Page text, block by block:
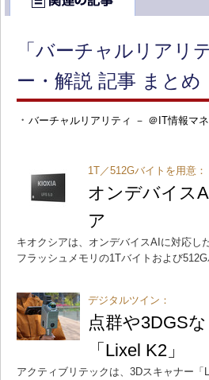
「バーチャルリアリ
ー・解説 記事 まとめ
・ バーチャルリアリティ － ＠IT情報マ
1T／512Gバイトを用意：
オンデバイス
ア
キオクシアは、オンデバイスAIに対応し
フラッシュメモリの1Tバイトおよび
デジタルツイン：
点群や3DGS
「Lixel K2」
アクティブリテックは、3Dスキャナー